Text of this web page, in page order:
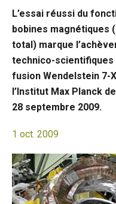
L’essai réussi du
bobines magnétiques
total) marque
technico-scientifiques
fusion Wendelstein 7-
l’Institut Max Planck
28 septembre 2009.
1 oct. 2009